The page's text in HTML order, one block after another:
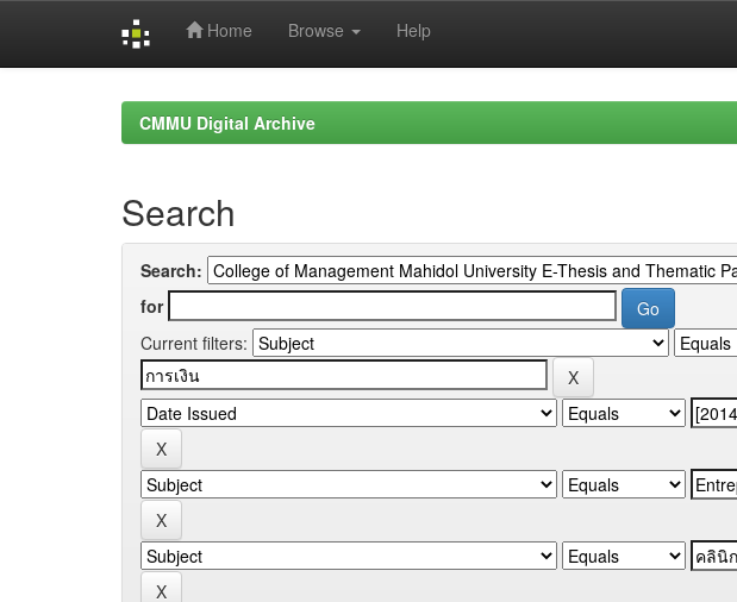
Home Browse Help
CMMU Digital Archive
Search
Search:
for
Current filters: